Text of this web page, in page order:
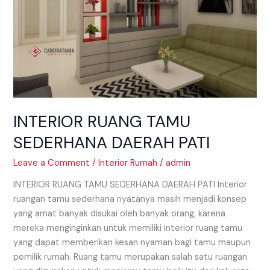
INTERIOR RUANG TAMU
SEDERHANA DAERAH PATI
Leave a Comment /Interior Rumah /admin
INTERIOR RUANG TAMU SEDERHANA DAERAH PATI Interior
ruangan tamu sederhana nyatanya masih menjadi konsep
yang amat banyak disukai oleh banyak orang, karena
mereka menginginkan untuk memiliki interior ruang tamu
yang dapat memberikan kesan nyaman bagi tamu maupun
pemilik rumah. Ruang tamu merupakan salah satu ruangan